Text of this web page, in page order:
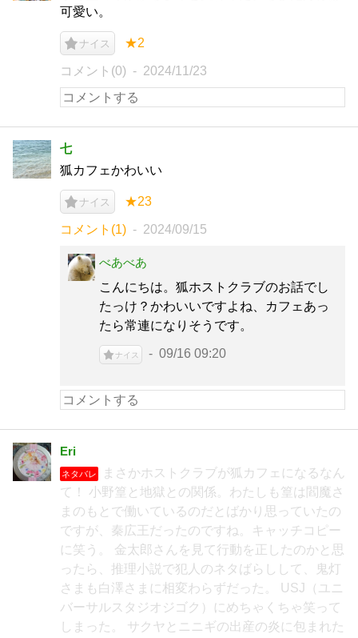
可愛い。
ナイス ★2
コメント(0) 2024/11/23
七
狐カフェかわいい
ナイス ★23
コメント(1) 2024/09/15
べあべあ
こんにちは。狐ホストクラブのお話でし
たっけ？かわいいですよね、カフェあっ
たら常連になりそうです。
ナイス 09/16 09:20
Eri
ネタバレ
まさかホストクラブが狐カフェになるなん
て！ 小野篁と地獄との関係。わたしも篁は閻魔さ
まのもとで働いているのだとばかり思っていたの
ですが、秦広王だったのですね。キャッチコピー
に笑う。 金太郎さんを見て行動を正したのかと思
ったら、推理小説で犯人のネタばらしして、鬼灯
さまも白澤さまに相変わらずだった。 USJ（ユニ
バーサルスタジオジゴク）にめちゃくちゃ笑って
しまった。 サクヤとニニギの出産の炎に包まれた